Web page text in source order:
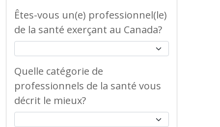
Êtes-vous un(e) professionnel(le)
de la santé exerçant au Canada?
Quelle catégorie de
professionnels de la santé vous
décrit le mieux?